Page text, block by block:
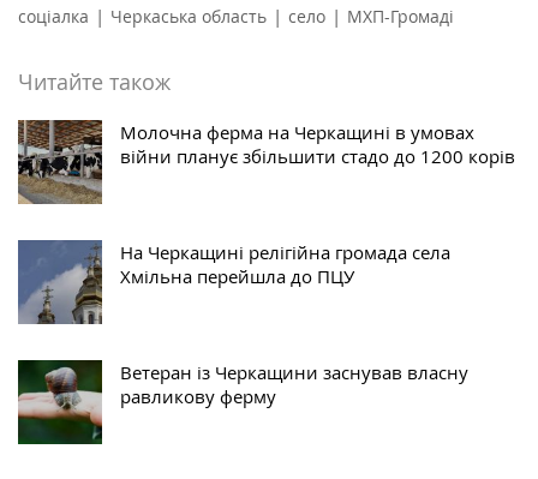
соціалка | Черкаська область | село | МХП-Громаді
Читайте також
Молочна ферма на Черкащині в умовах
війни планує збільшити стадо до 1200 корів
На Черкащині релігійна громада села
Хмільна перейшла до ПЦУ
Ветеран із Черкащини заснував власну
равликову ферму